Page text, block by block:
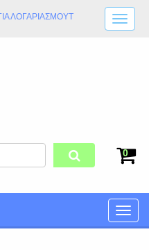
ΛΟΓΑΡΙΑΣΜΟΎT
0
Toggle